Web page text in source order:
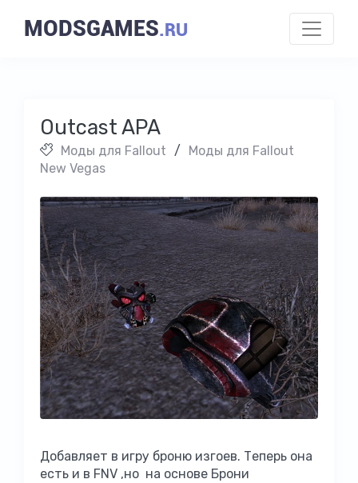
MODSGAMES.RU
Outcast APA
Моды для Fallout /
Моды для Fallout
New Vegas
Добавляет в игру броню изгоев. Теперь она
есть и в FNV ,но на основе Брони